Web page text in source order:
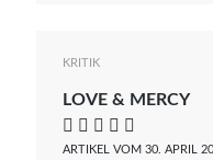
KRITIK
LOVE & MERCY
    
ARTIKEL VOM 30. APRIL